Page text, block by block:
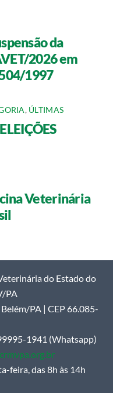
da
2026 em
1997
, ÚLTIMAS
Veterinária
do Estado do
PA
PA | CEP 66.085-
1941 (Whatsapp)
feira, das 8h às 14h